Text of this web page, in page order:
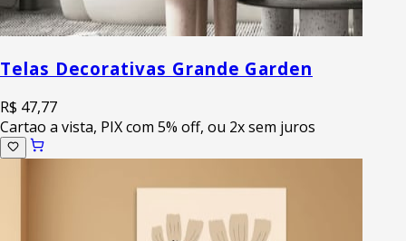
Telas Decorativas Grande Garden
R$ 47,77
Cartao a vista, PIX com 5% off, ou 2x sem juros